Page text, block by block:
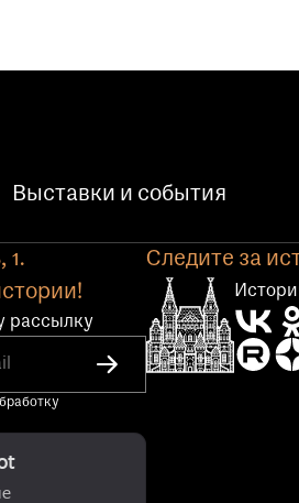
Выставки и события
1.
рассылку
Следите за